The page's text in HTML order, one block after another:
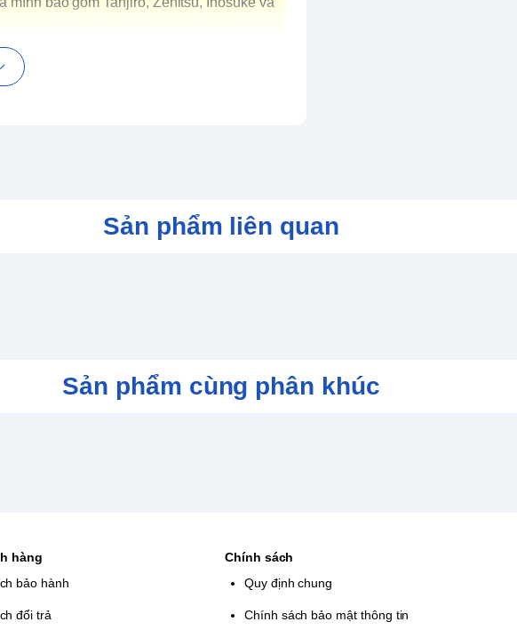
quỷ như Hand Demon, bạn sẽ có thể vung
NGƯỜI! ANIME DEMON SLAYER:
địa danh mang tính biểu tượng từ anime
Sản phẩm liên quan
Sản phẩm cùng phân khúc
hàng
bảo hành
đổi trả
Chính sách
Quy định chung
Chính sách bảo mật thông tin